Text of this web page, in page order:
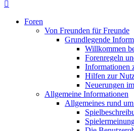
Foren
Von Freunden für Freunde
Grundlegende
Willkommen
Forenregeln
Informationen
Hilfen zur
Neuerungen
Allgemeine Informationen
Allgemeines rund